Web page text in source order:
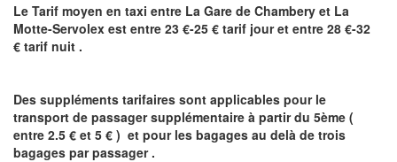
Le Tarif moyen en taxi entre La Gare de Chambery et La
Motte-Servolex est entre 23 €-25 € tarif jour et entre 28 €-32
€ tarif nuit .
Des suppléments tarifaires sont applicables pour le
transport de passager supplémentaire à partir du 5ème (
entre 2.5 € et 5 € ) et pour les bagages au delà de trois
bagages par passager .